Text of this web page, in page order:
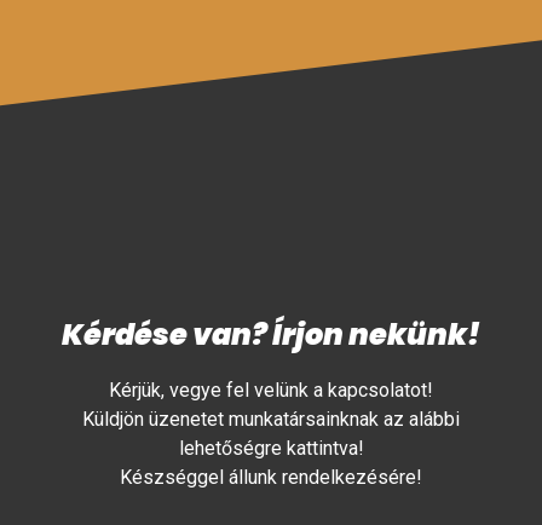
Kérdése van? Írjon nekünk!
Kérjük, vegye fel velünk a kapcsolatot!
Küldjön üzenetet munkatársainknak az alábbi
lehetőségre kattintva!
Készséggel állunk rendelkezésére!